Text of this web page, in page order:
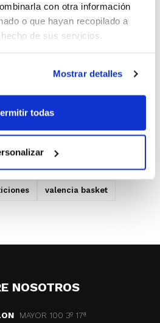
con otra información
o que hayan recopilado a
de sus servicios.
Mostrar detalles
todas
nombrada MVP de la
actuación en la
fácil, el combinado de
valencia basket
NOSOTROS
MAYOR 100 3º 17ª